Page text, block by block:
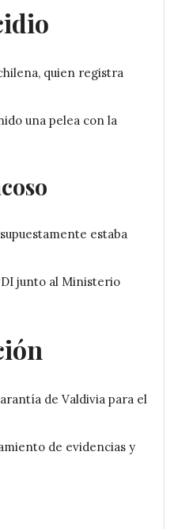
quien registra
una pelea con la
estaba
junto al Ministerio
de Valdivia para el
de evidencias y